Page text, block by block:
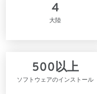
4
大陸
500以上
ソフトウェアのインストール